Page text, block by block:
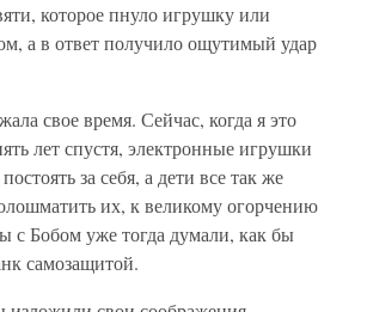
которое пнуло игрушку или
а в ответ получило ощутимый удар
свое время. Сейчас, когда я это
лет спустя, электронные игрушки
за себя, а дети все так же
их, к великому огорчению
с Бобом уже тогда думали, как бы
самозащитой.